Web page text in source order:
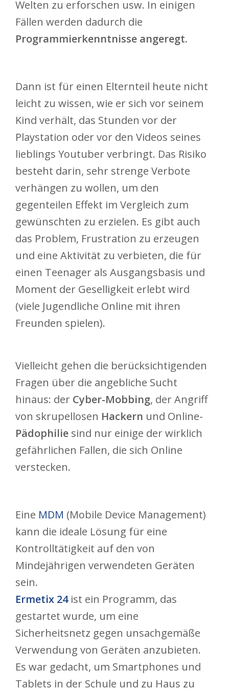
Welten zu erforschen usw. In einigen
Fällen werden dadurch die
Programmierkenntnisse angeregt.
Dann ist für einen Elternteil heute nicht
leicht zu wissen, wie er sich vor seinem
Kind verhält, das Stunden vor der
Playstation oder vor den Videos seines
lieblings Youtuber verbringt. Das Risiko
besteht darin, sehr strenge Verbote
verhängen zu wollen, um den
gegenteilen Effekt im Vergleich zum
gewünschten zu erzielen. Es gibt auch
das Problem, Frustration zu erzeugen
und eine Aktivität zu verbieten, die für
einen Teenager als Ausgangsbasis und
Moment der Geselligkeit erlebt wird
(viele Jugendliche Online mit ihren
Freunden spielen).
Vielleicht gehen die berücksichtigenden
Fragen über die angebliche Sucht
hinaus: der Cyber-Mobbing, der Angriff
von skrupellosen Hackern und Online-
Pädophilie sind nur einige der wirklich
gefährlichen Fallen, die sich Online
verstecken.
Eine MDM (Mobile Device Management)
kann die ideale Lösung für eine
Kontrolltätigkeit auf den von
Mindejährigen verwendeten Geräten
sein.
Ermetix 24ist ein Programm, das
gestartet wurde, um eine
Sicherheitsnetz gegen unsachgemäße
Verwendung von Geräten anzubieten.
Es war gedacht, um Smartphones und
Tablets in der Schule und zu Haus zu